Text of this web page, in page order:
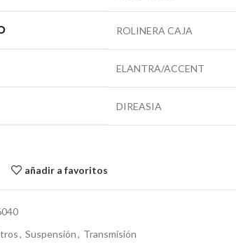
ROLINERA CAJA
ELANTRA/ACCENT
DIREASIA
añadir a favoritos
, Suspensión, Transmisión